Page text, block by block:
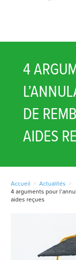
4
DE
AIDES
Accueil > Actualités >
4 arguments pour
aides reçues